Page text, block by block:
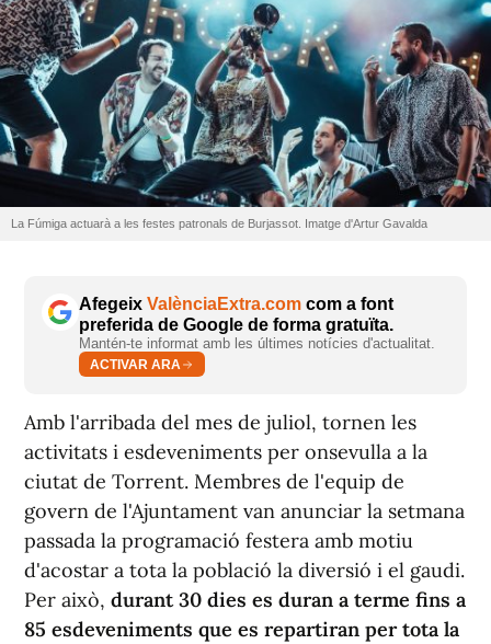
La Fúmiga actuarà a les festes patronals de Burjassot. Imatge d'Artur Gavalda
Afegeix ValènciaExtra.com com a font
preferida de Google de forma gratuïta.
Mantén-te informat amb les últimes notícies d'actualitat.
ACTIVAR ARA
Amb l'arribada del mes de juliol, tornen les
activitats i esdeveniments per onsevulla a la
ciutat de Torrent. Membres de l'equip de
govern de l'Ajuntament van anunciar la setmana
passada la programació festera amb motiu
d'acostar a tota la població la diversió i el gaudi.
Per això, durant 30 dies es duran a terme fins a
85 esdeveniments que es repartiran per tota la